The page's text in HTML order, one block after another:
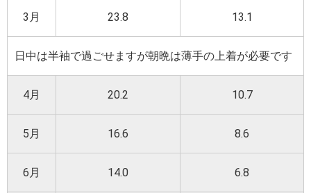
3月 23.8 13.1
日中は半袖で過ごせますが朝晩は薄手の上着が必要です
4月 20.2 10.7
5月 16.6 8.6
6月 14.0 6.8